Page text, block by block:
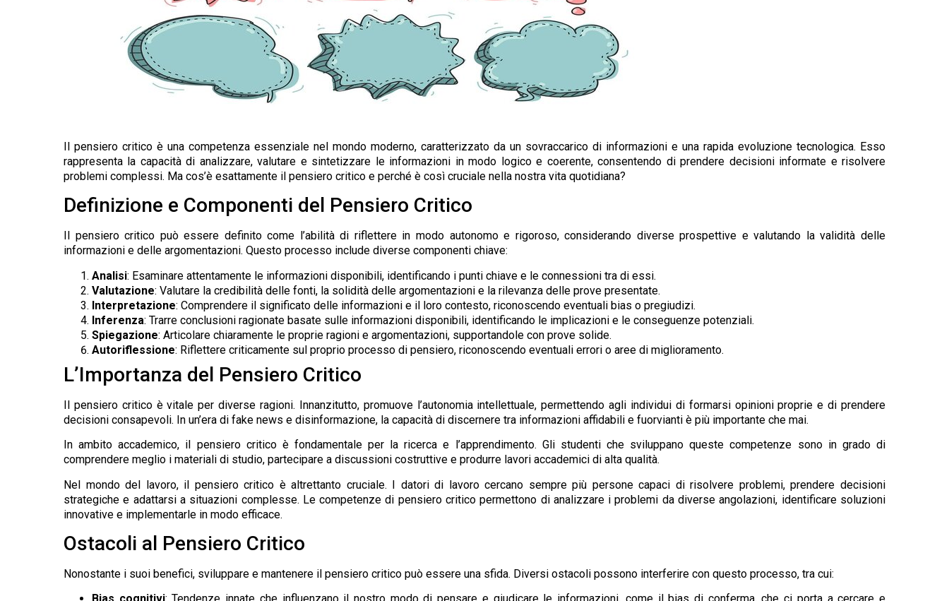
Il pensiero critico è una competenza essenziale nel mondo moderno, caratterizzato da un sovraccarico di informazioni e una rapida evoluzione tecnologica. Esso
rappresenta la capacità di analizzare, valutare e sintetizzare le informazioni in modo logico e coerente, consentendo di prendere decisioni informate e risolvere
problemi complessi. Ma cos’è esattamente il pensiero critico e perché è così cruciale nella nostra vita quotidiana?
Definizione e Componenti del Pensiero Critico
Il pensiero critico può essere definito come l’abilità di riflettere in modo autonomo e rigoroso, considerando diverse prospettive e valutando la validità delle
informazioni e delle argomentazioni. Questo processo include diverse componenti chiave:
Analisi: Esaminare attentamente le informazioni disponibili, identificando i punti chiave e le connessioni tra di essi.
Valutazione: Valutare la credibilità delle fonti, la solidità delle argomentazioni e la rilevanza delle prove presentate.
Interpretazione: Comprendere il significato delle informazioni e il loro contesto, riconoscendo eventuali bias o pregiudizi.
Inferenza: Trarre conclusioni ragionate basate sulle informazioni disponibili, identificando le implicazioni e le conseguenze potenziali.
Spiegazione: Articolare chiaramente le proprie ragioni e argomentazioni, supportandole con prove solide.
Autoriflessione: Riflettere criticamente sul proprio processo di pensiero, riconoscendo eventuali errori o aree di miglioramento.
L’Importanza del Pensiero Critico
Il pensiero critico è vitale per diverse ragioni. Innanzitutto, promuove l’autonomia intellettuale, permettendo agli individui di formarsi opinioni proprie e di prendere
decisioni consapevoli. In un’era di fake news e disinformazione, la capacità di discernere tra informazioni affidabili e fuorvianti è più importante che mai.
In ambito accademico, il pensiero critico è fondamentale per la ricerca e l’apprendimento. Gli studenti che sviluppano queste competenze sono in grado di
comprendere meglio i materiali di studio, partecipare a discussioni costruttive e produrre lavori accademici di alta qualità.
Nel mondo del lavoro, il pensiero critico è altrettanto cruciale. I datori di lavoro cercano sempre più persone capaci di risolvere problemi, prendere decisioni
strategiche e adattarsi a situazioni complesse. Le competenze di pensiero critico permettono di analizzare i problemi da diverse angolazioni, identificare soluzioni
innovative e implementarle in modo efficace.
Ostacoli al Pensiero Critico
Nonostante i suoi benefici, sviluppare e mantenere il pensiero critico può essere una sfida. Diversi ostacoli possono interferire con questo processo, tra cui: